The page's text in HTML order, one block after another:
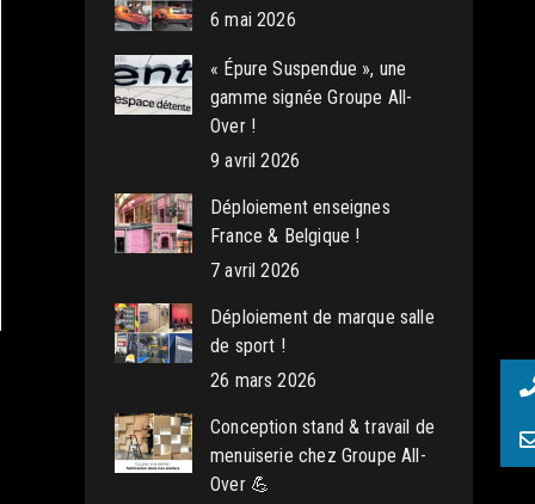
6 mai 2026
« Épure Suspendue », une
gamme signée Groupe All-
Over !
9 avril 2026
Déploiement enseignes
France & Belgique !
7 avril 2026
Déploiement de marque salle
de sport !
26 mars 2026
Conception stand & travail de
menuiserie chez Groupe All-
Over 💪